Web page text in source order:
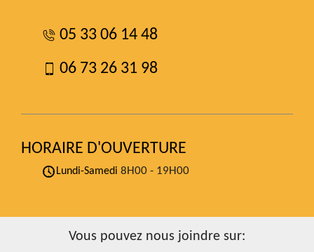
05 33 06 14 48
06 73 26 31 98
HORAIRE D'OUVERTURE
Lundi-Samedi 8H00 - 19H00
Vous pouvez nous joindre sur: